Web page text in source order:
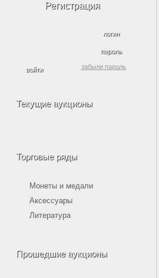
Регистрация
логин
пароль
забыли пароль
Текущие аукционы
Торговые ряды
Монеты и медали
Аксессуары
Литература
Прошедшие аукционы